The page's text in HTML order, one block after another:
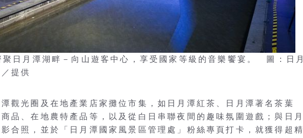
日月潭湖畔－向山遊客中心，享受國家等級的音樂饗宴。 圖：日月
提供
觀光圈及在地產業店家攤位市集，如日月潭紅茶、日月潭著名茶葉
品、在地農特產品等，以及從白日串聯夜間的趣味氛圍遊戲；與日月
合照，並於「日月潭國家風景區管理處」粉絲專頁打卡，就獲得超精